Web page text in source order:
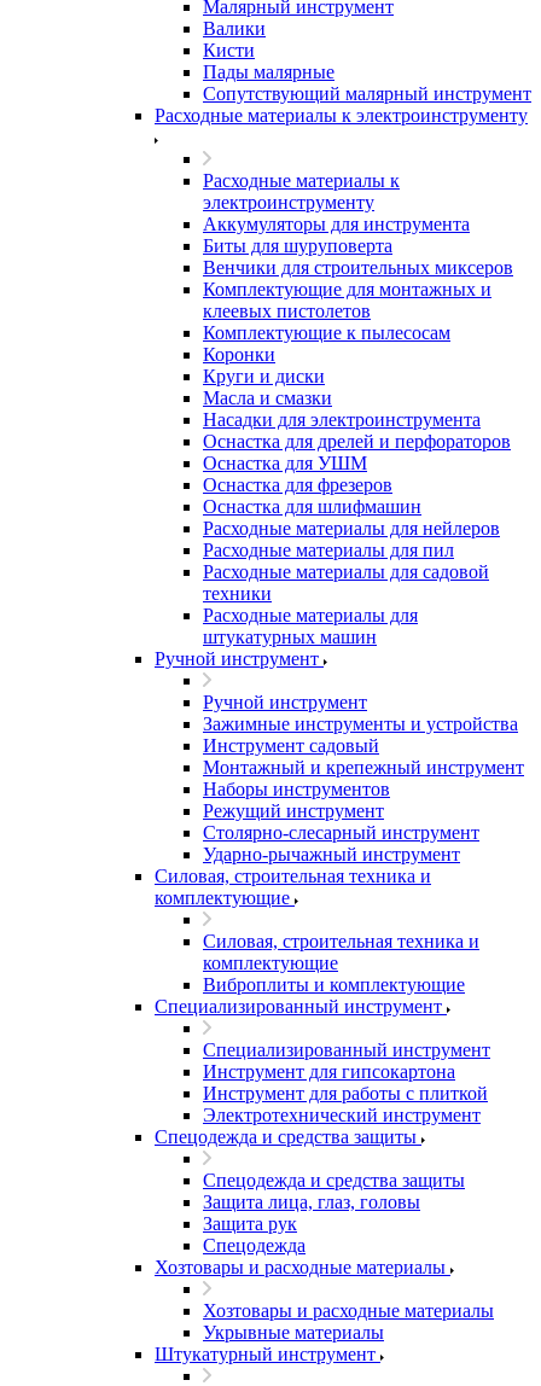
Малярный инструмент
Валики
Кисти
Пады малярные
Сопутствующий малярный инструмент
Расходные материалы к электроинструменту
Расходные материалы к
электроинструменту
Аккумуляторы для инструмента
Биты для шуруповерта
Венчики для строительных миксеров
Комплектующие для монтажных и
клеевых пистолетов
Комплектующие к пылесосам
Коронки
Круги и диски
Масла и смазки
Насадки для электроинструмента
Оснастка для дрелей и перфораторов
Оснастка для УШМ
Оснастка для фрезеров
Оснастка для шлифмашин
Расходные материалы для нейлеров
Расходные материалы для пил
Расходные материалы для садовой
техники
Расходные материалы для
штукатурных машин
Ручной инструмент
Ручной инструмент
Зажимные инструменты и устройства
Инструмент садовый
Монтажный и крепежный инструмент
Наборы инструментов
Режущий инструмент
Столярно-слесарный инструмент
Ударно-рычажный инструмент
Силовая, строительная техника и
комплектующие
Силовая, строительная техника и
комплектующие
Виброплиты и комплектующие
Специализированный инструмент
Специализированный инструмент
Инструмент для гипсокартона
Инструмент для работы с плиткой
Электротехнический инструмент
Спецодежда и средства защиты
Спецодежда и средства защиты
Защита лица, глаз, головы
Защита рук
Спецодежда
Хозтовары и расходные материалы
Хозтовары и расходные материалы
Укрывные материалы
Штукатурный инструмент